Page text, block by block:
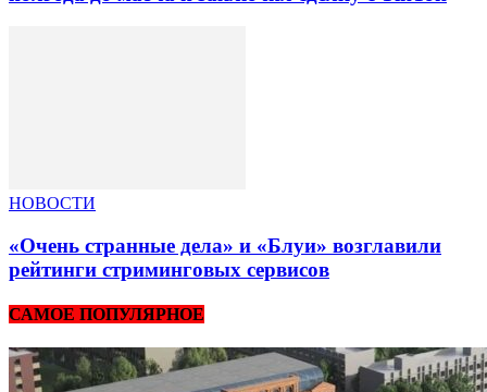
НОВОСТИ
«Очень странные дела» и «Блуи» возглавили
рейтинги стриминговых сервисов
САМОЕ ПОПУЛЯРНОЕ